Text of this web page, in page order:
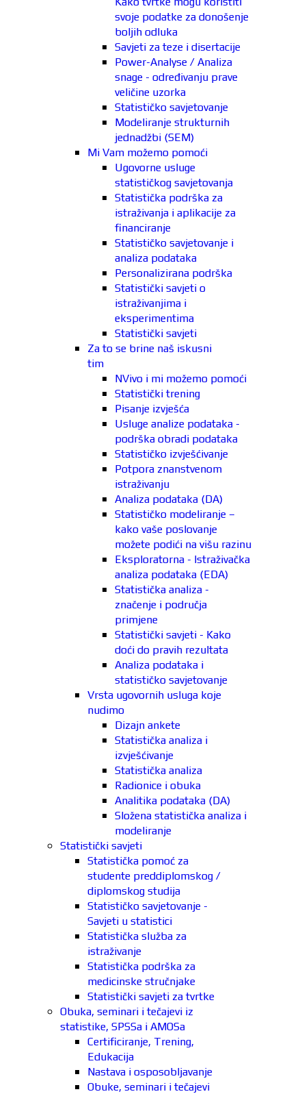
svoje podatke za donošenje
boljih odluka
Savjeti za teze i disertacije
Power-Analyse / Analiza
snage - određivanju prave
veličine uzorka
Statističko savjetovanje
Modeliranje strukturnih
jednadžbi (SEM)
Mi Vam možemo pomoći
Ugovorne usluge
statističkog savjetovanja
Statistička podrška za
istraživanja i aplikacije za
financiranje
Statističko savjetovanje i
analiza podataka
Personalizirana podrška
Statistički savjeti o
istraživanjima i
eksperimentima
Statistički savjeti
Za to se brine naš iskusni
tim
NVivo i mi možemo pomoći
Statistički trening
Pisanje izvješća
Usluge analize podataka -
podrška obradi podataka
Statističko izvješćivanje
Potpora znanstvenom
istraživanju
Analiza podataka (DA)
Statističko modeliranje –
kako vaše poslovanje
možete podići na višu razinu
Eksploratorna - Istraživačka
analiza podataka (EDA)
Statistička analiza -
značenje i područja
primjene
Statistički savjeti - Kako
doći do pravih rezultata
Analiza podataka i
statističko savjetovanje
Vrsta ugovornih usluga koje
nudimo
Dizajn ankete
Statistička analiza i
izvješćivanje
Statistička analiza
Radionice i obuka
Analitika podataka (DA)
Složena statistička analiza i
modeliranje
Statistički savjeti
Statistička pomoć za
studente preddiplomskog /
diplomskog studija
Statističko savjetovanje -
Savjeti u statistici
Statistička služba za
istraživanje
Statistička podrška za
medicinske stručnjake
Statistički savjeti za tvrtke
Obuka, seminari i tečajevi iz
statistike, SPSSa i AMOSa
Certificiranje, Trening,
Edukacija
Nastava i osposobljavanje
Obuke, seminari i tečajevi